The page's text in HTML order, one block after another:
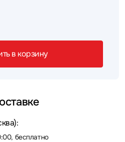
в корзину
бесплатно